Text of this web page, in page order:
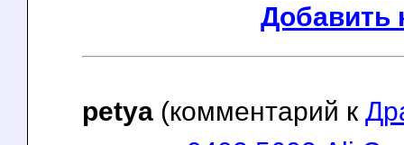
Добавить
petya (комментарий к